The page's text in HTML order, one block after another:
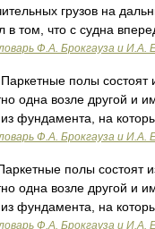
грузов на
в том, что с судна
Ф.А. Брокгауза и И.А.
полы состоят
одна возле другой и
фундамента, на
Ф.А. Брокгауза и И.А.
полы состоят
одна возле другой и
фундамента, на
Ф.А. Брокгауза и И.А.